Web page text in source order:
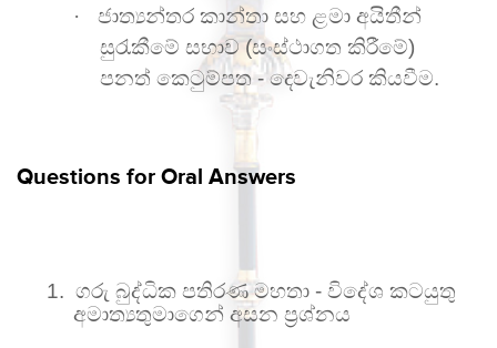
·
ජාත්‍යන්තර කාන්තා සහ ළමා අයිතීන්
සුරැකීමේ සභාව (සංස්ථාගත කිරීමේ)
පනත් කෙටුම්පත - දෙවැනිවර කියවීම.
Questions for Oral Answers
1. ගරු බුද්ධික පතිරණ මහතා - විදේශ කටයුතු
අමාත්‍යතුමාගෙන් අසන ප්‍රශ්නය